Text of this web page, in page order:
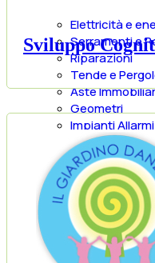
Elettricità e
Serramenti e
Riparazioni
Tende e
Aste
Geometri
Impianti Allarmi
Rivestimenti
Riscaldamento
Letti e
Idraulica
Shopping
Abbigliamento
Gioiellerie
Outlet
Sviluppo